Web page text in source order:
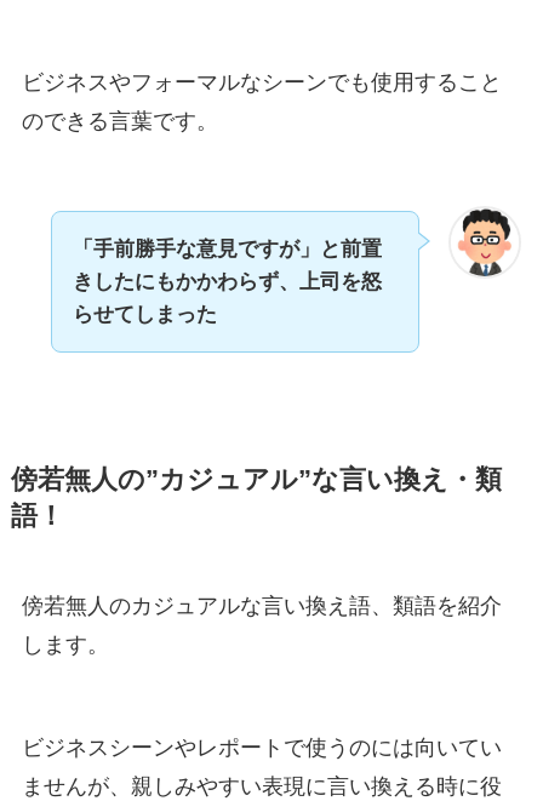
ビジネスやフォーマルなシーンでも使用すること
のできる言葉です。
「手前勝手な意見ですが」と前置
きしたにもかかわらず、上司を怒
らせてしまった
傍若無人の”カジュアル”な言い換え・類
語！
傍若無人のカジュアルな言い換え語、類語を紹介
します。
ビジネスシーンやレポートで使うのには向いてい
ませんが、親しみやすい表現に言い換える時に役